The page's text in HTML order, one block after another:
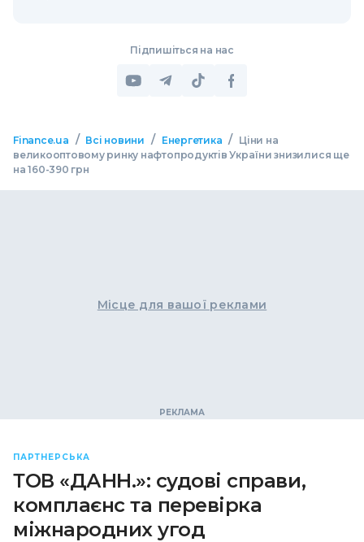
Підпишіться на нас
Finance.ua / Всі новини / Енергетика / Ціни на
великооптовому ринку нафтопродуктів України знизилися ще
на 160-390 грн
Місце для вашої реклами
ПАРТНЕРСЬКА
ТОВ «ДАНН.»: судові справи,
комплаєнс та перевірка
міжнародних угод